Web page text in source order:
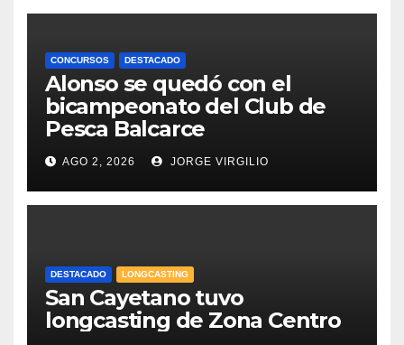
CONCURSOS DESTACADO
Alonso se quedó con el
bicampeonato del Club de
Pesca Balcarce
AGO 2, 2026 JORGE VIRGILIO
DESTACADO LONGCASTING
San Cayetano tuvo
longcasting de Zona Centro